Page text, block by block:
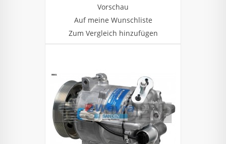
Vorschau
Auf meine Wunschliste
Zum Vergleich hinzufügen